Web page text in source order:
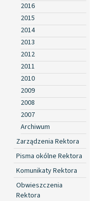
2016
2015
2014
2013
2012
2011
2010
2009
2008
2007
Archiwum
Zarządzenia Rektora
Pisma okólne Rektora
Komunikaty Rektora
Obwieszczenia
Rektora